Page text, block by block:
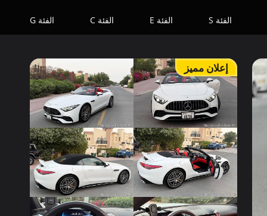
الفئة S الفئة E الفئة C الفئة G
إعلان مميز